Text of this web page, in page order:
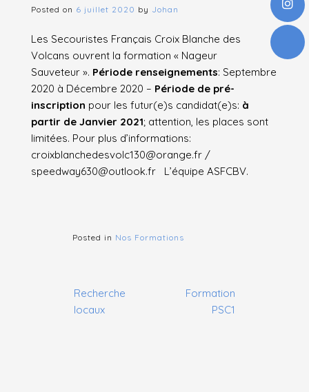
Posted on 6 juillet 2020 by Johan
Les Secouristes Français Croix Blanche des
Volcans ouvrent la formation « Nageur
Sauveteur ». Période renseignements: Septembre
2020 à Décembre 2020 – Période de pré-
inscription pour les futur(e)s candidat(e)s: à
partir de Janvier 2021; attention, les places sont
limitées. Pour plus d’informations:
croixblanchedesvolc130@orange.fr /
speedway630@outlook.fr L’équipe ASFCBV.
Posted in Nos Formations
Navigation
de
Recherche
locaux
Formation
PSC1